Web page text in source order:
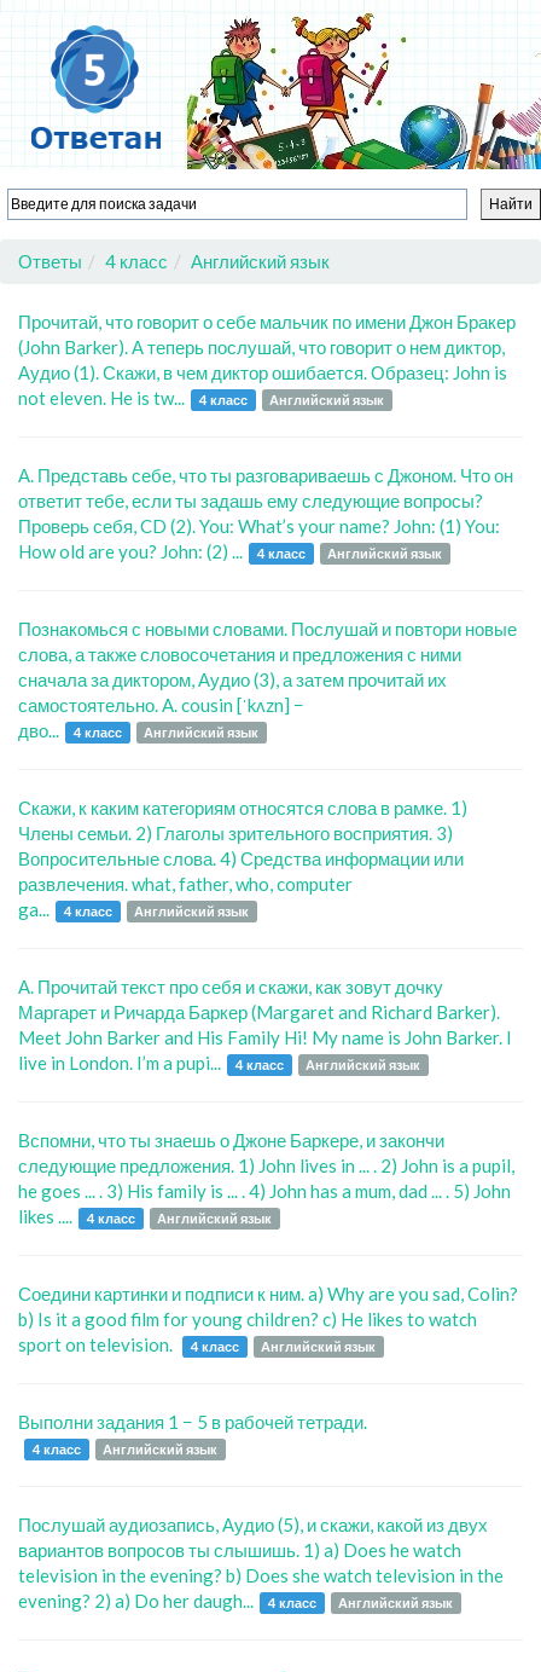
Ответы 4 класс Английский язык
Прочитай, что говорит о себе мальчик по имени Джон Бракер
(John Barker). А теперь послушай, что говорит о нем диктор,
Аудио (1). Скажи, в чем диктор ошибается. Образец: John is
not eleven. He is tw...
4 класс Английский язык
А. Представь себе, что ты разговариваешь с Джоном. Что он
ответит тебе, если ты задашь ему следующие вопросы?
Проверь себя, CD (2). You: What’s your name? John: (1) You:
How old are you? John: (2) ...
4 класс Английский язык
Познакомься с новыми словами. Послушай и повтори новые
слова, а также словосочетания и предложения с ними
сначала за диктором, Аудио (3), а затем прочитай их
самостоятельно. A. cousin [ˈkʌzn] −
дво...
4 класс Английский язык
Скажи, к каким категориям относятся слова в рамке. 1)
Члены семьи. 2) Глаголы зрительного восприятия. 3)
Вопросительные слова. 4) Средства информации или
развлечения. what, father, who, computer
ga...
4 класс Английский язык
А. Прочитай текст про себя и скажи, как зовут дочку
Маргарет и Ричарда Баркер (Margaret and Richard Barker).
Meet John Barker and His Family Hi! My name is John Barker. I
live in London. I’m a pupi...
4 класс Английский язык
Вспомни, что ты знаешь о Джоне Баркере, и закончи
следующие предложения. 1) John lives in ... . 2) John is a pupil,
he goes ... . 3) His family is ... . 4) John has a mum, dad ... . 5) John
likes ....
4 класс Английский язык
Соедини картинки и подписи к ним. a) Why are you sad, Colin?
b) Is it a good film for young children? c) He likes to watch
sport on television.
4 класс Английский язык
Выполни задания 1 − 5 в рабочей тетради.
4 класс Английский язык
Послушай аудиозапись, Аудио (5), и скажи, какой из двух
вариантов вопросов ты слышишь. 1) a) Does he watch
television in the evening? b) Does she watch television in the
evening? 2) a) Do her daugh...
4 класс Английский язык